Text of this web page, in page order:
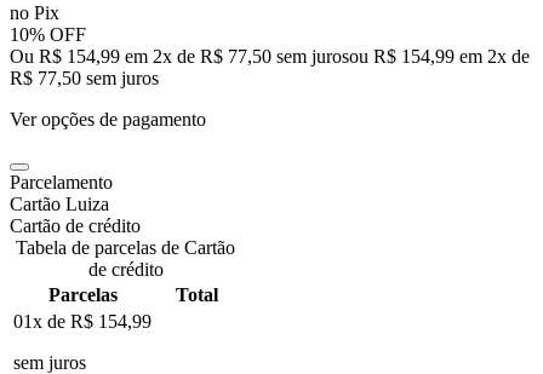
no Pix
10% OFF
Ou R$ 154,99 em 2x de R$ 77,50 sem jurosou R$ 154,99 em 2x de
R$ 77,50 sem juros
Ver opções de pagamento
Parcelamento
Cartão Luiza
Cartão de crédito
Tabela de parcelas de Cartão
de crédito
Parcelas
Total
01x de R$ 154,99
sem juros